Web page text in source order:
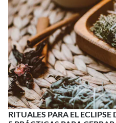
RITUALES PARA EL